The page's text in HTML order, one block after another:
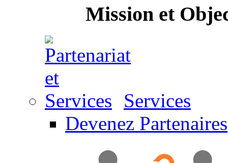
Mission et
Services
Devenez Partenaires